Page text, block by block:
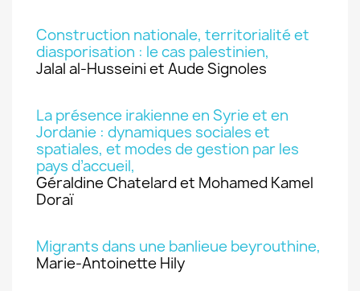
Construction nationale, territorialité et
diasporisation : le cas palestinien,
Jalal al-Husseini et Aude Signoles
La présence irakienne en Syrie et en
Jordanie : dynamiques sociales et
spatiales, et modes de gestion par les
pays d’accueil,
Géraldine Chatelard et Mohamed Kamel
Doraï
Migrants dans une banlieue beyrouthine,
Marie-Antoinette Hily